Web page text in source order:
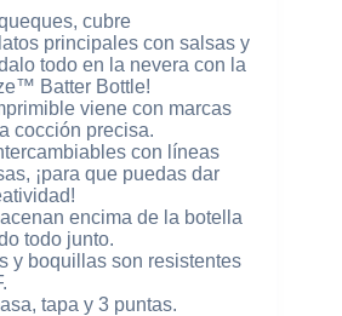
cubre
principales con salsas y
todo en la nevera con la
Batter Bottle!
viene con marcas
cocción precisa.
con líneas
¡para que puedas dar
encima de la botella
todo junto.
y boquillas son resistentes
tapa y 3 puntas.